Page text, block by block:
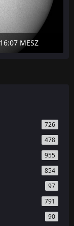
MESZ
726
478
955
854
97
791
90